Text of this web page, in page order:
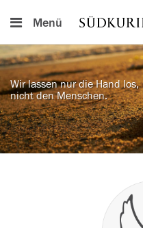
Menü
Wir lassen nur die Hand los,
nicht den Menschen.